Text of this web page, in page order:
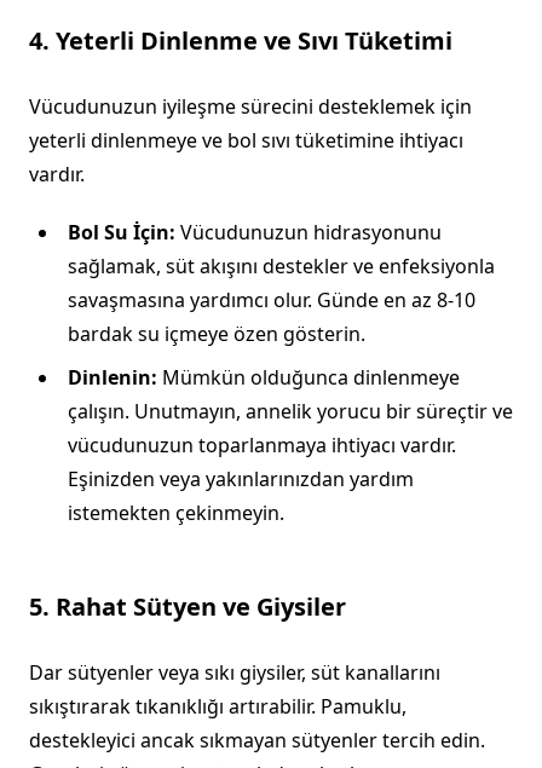
4. Yeterli Dinlenme ve Sıvı Tüketimi
Vücudunuzun iyileşme sürecini desteklemek için
yeterli dinlenmeye ve bol sıvı tüketimine ihtiyacı
vardır.
Bol Su İçin: Vücudunuzun hidrasyonunu
sağlamak, süt akışını destekler ve enfeksiyonla
savaşmasına yardımcı olur. Günde en az 8-10
bardak su içmeye özen gösterin.
Dinlenin: Mümkün olduğunca dinlenmeye
çalışın. Unutmayın, annelik yorucu bir süreçtir ve
vücudunuzun toparlanmaya ihtiyacı vardır.
Eşinizden veya yakınlarınızdan yardım
istemekten çekinmeyin.
5. Rahat Sütyen ve Giysiler
Dar sütyenler veya sıkı giysiler, süt kanallarını
sıkıştırarak tıkanıklığı artırabilir. Pamuklu,
destekleyici ancak sıkmayan sütyenler tercih edin.